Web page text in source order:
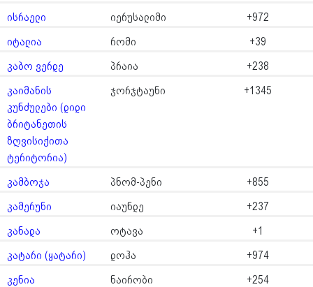
ისრაელი
იერუსალიმი
+972
იტალია
რომი
+39
კაბო ვერდე
პრაია
+238
კაიმანის
კუნძულები (დიდი
ბრიტანეთის
ზღვისიქითა
ტერიტორია)
ჯორჯტაუნი +1345
კამბოჯა პნომ-პენი
+855
კამერუნი
იაუნდე
+237
კანადა
ოტავა
+1
კატარი (ყატარი)
დოჰა
+974
კენია
ნაირობი
+254